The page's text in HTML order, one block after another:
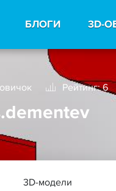
БЛОГИ 3D-
Рейтинг: 6
3D-модели